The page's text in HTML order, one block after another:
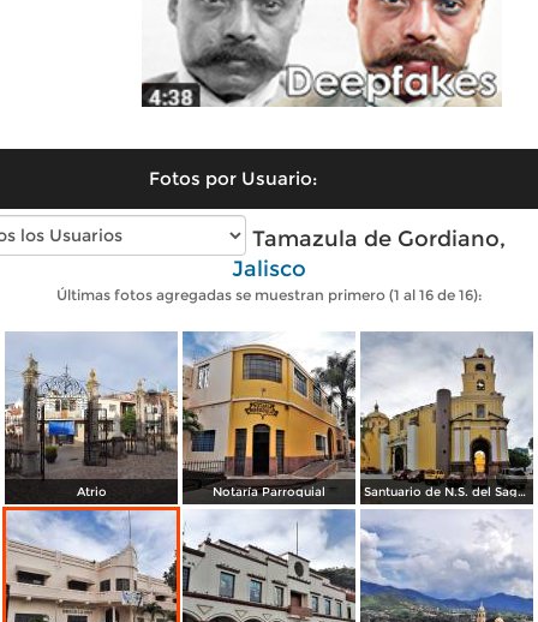
Fotos por Usuario:
Fotos modernas de Tamazula de Gordiano,
Jalisco
Últimas fotos agregadas se muestran primero (1 al 16 de 16):
Atrio Notaría Parroquial Santuario de N.S. del Sagrario